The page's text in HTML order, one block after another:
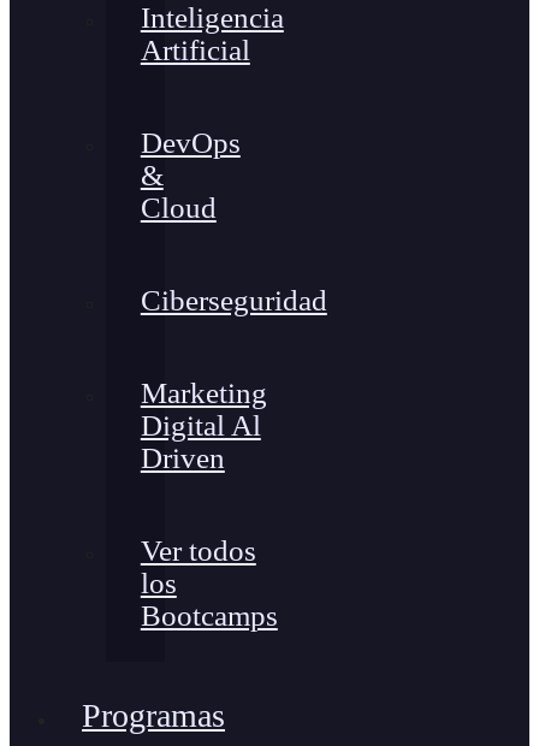
Inteligencia
Artificial
DevOps
&
Cloud
Ciberseguridad
Marketing
Digital Al
Driven
Ver todos
los
Bootcamps
Programas